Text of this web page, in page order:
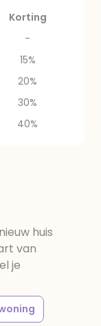
Korting
-
15%
20%
30%
40%
huis
van
je